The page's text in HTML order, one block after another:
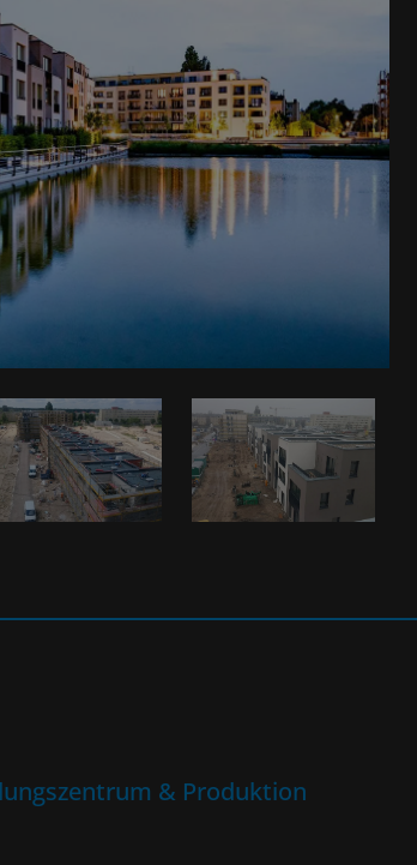
& Produktion